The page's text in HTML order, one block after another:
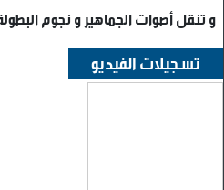
و تنقل أصوات الجماهير و نجوم
تسجيلات الفيديو